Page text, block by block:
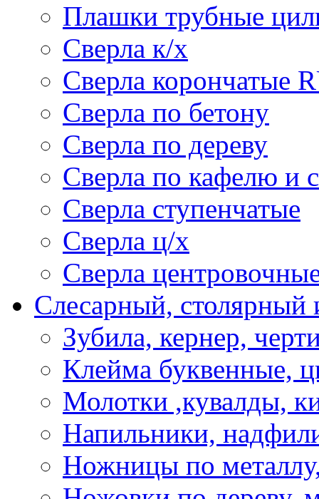
Плашки трубные
Сверла к/х
Сверла корончатые
Сверла по бетону
Сверла по дереву
Сверла по кафелю и
Сверла ступенчатые
Сверла ц/х
Сверла
Слесарный, столярный
Зубила, кернер,
Клейма буквенные,
Молотки ,кувалды,
Напильники,
Ножницы по